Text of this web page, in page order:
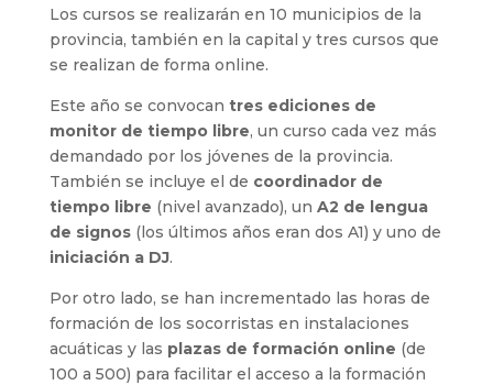
Los cursos se realizarán en 10 municipios de la
provincia, también en la capital y tres cursos que
se realizan de forma online.
Este año se convocan tres ediciones de
monitor de tiempo libre, un curso cada vez más
demandado por los jóvenes de la provincia.
También se incluye el de coordinador de
tiempo libre (nivel avanzado), un A2 de lengua
de signos (los últimos años eran dos A1) y uno de
iniciación a DJ.
Por otro lado, se han incrementado las horas de
formación de los socorristas en instalaciones
acuáticas y las plazas de formación online (de
100 a 500) para facilitar el acceso a la formación